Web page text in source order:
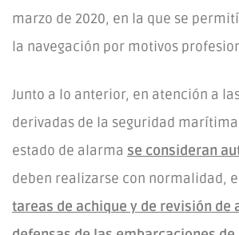
marzo de 2020, en la que se
la navegación por motivos
Junto a lo anterior, en atención a
derivadas de la seguridad
estado de alarma se consideran
deben realizarse con normalidad,
tareas de achique y de revisión de